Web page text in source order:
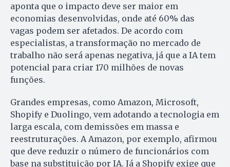
aponta que o impacto deve ser maior em
economias desenvolvidas, onde até 60% das
vagas podem ser afetados. De acordo com
especialistas, a transformação no mercado de
trabalho não será apenas negativa, já que a IA tem
potencial para criar 170 milhões de novas
funções.
Grandes empresas, como Amazon, Microsoft,
Shopify e Duolingo, vem adotando a tecnologia em
larga escala, com demissões em massa e
reestruturações. A Amazon, por exemplo, afirmou
que deve reduzir o número de funcionários com
base na substituição por IA. Já a Shopify exige que